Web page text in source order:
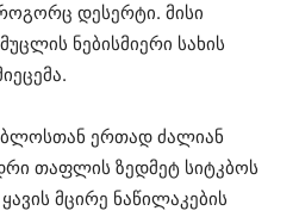
დესერტი. მისი
ნებისმიერი სახის
ერთად ძალიან
თაფლის ზედმეტ სიტკბოს
მცირე ნაწილაკების